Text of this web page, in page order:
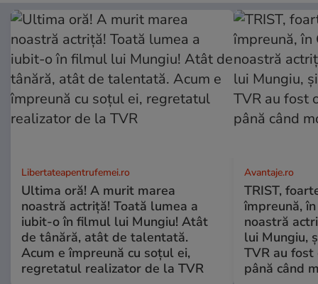
Libertateapentrufemei.ro
Ultima oră! A murit marea
noastră actriță! Toată lumea a
iubit-o în filmul lui Mungiu! Atât
de tânără, atât de talentată.
Acum e împreună cu soțul ei,
regretatul realizator de la TVR
Avantaje.ro
TRIST,
împreună,
noastră
lui Mungiu,
TVR au
până când